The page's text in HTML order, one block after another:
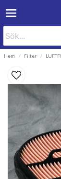
Hem Filter